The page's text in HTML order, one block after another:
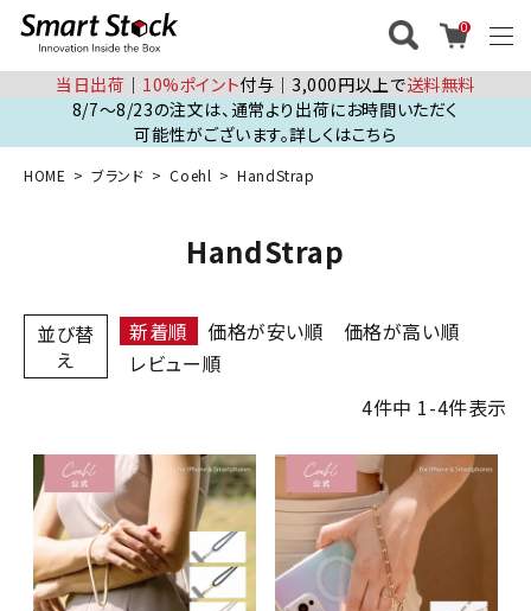
0
当日出荷 │ 10%ポイント付与│3,000円以上で送料無料
8/7～8/23の注文は、通常より出荷にお時間いただく
可能性がございます。詳しくはこちら
HOME ブランド Coehl HandStrap
HandStrap
並び替
え
新着順 価格が安い順
価格が高い順
レビュー順
4件中 1-4件表示